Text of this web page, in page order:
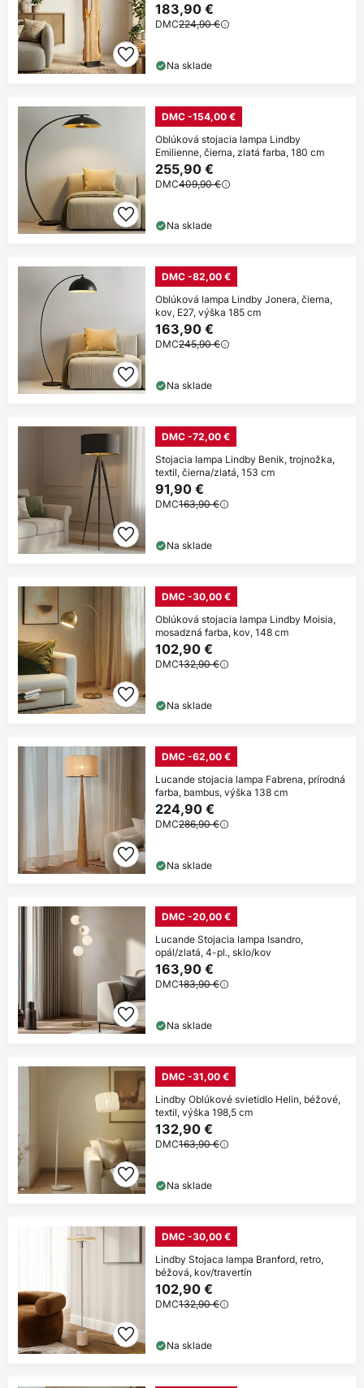
183,90 €
DMC224,90 €
Na sklade
DMC -154,00 €
Oblúková stojacia lampa Lindby
Emilienne, čierna, zlatá farba, 180 cm
255,90 €
DMC409,90 €
Na sklade
DMC -82,00 €
Oblúková lampa Lindby Jonera, čierna,
kov, E27, výška 185 cm
163,90 €
DMC245,90 €
Na sklade
DMC -72,00 €
Stojacia lampa Lindby Benik, trojnožka,
textil, čierna/zlatá, 153 cm
91,90 €
DMC163,90 €
Na sklade
DMC -30,00 €
Oblúková stojacia lampa Lindby Moisia,
mosadzná farba, kov, 148 cm
102,90 €
DMC132,90 €
Na sklade
DMC -62,00 €
Lucande stojacia lampa Fabrena, prírodná
farba, bambus, výška 138 cm
224,90 €
DMC286,90 €
Na sklade
DMC -20,00 €
Lucande Stojacia lampa Isandro,
opál/zlatá, 4-pl., sklo/kov
163,90 €
DMC183,90 €
Na sklade
DMC -31,00 €
Lindby Oblúkové svietidlo Helin, béžové,
textil, výška 198,5 cm
132,90 €
DMC163,90 €
Na sklade
DMC -30,00 €
Lindby Stojaca lampa Branford, retro,
béžová, kov/travertín
102,90 €
DMC132,90 €
Na sklade